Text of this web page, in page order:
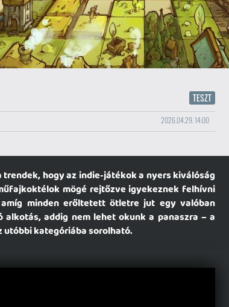
TESZT
2026.04.29. 14:00
hogy az indie-játékok a nyers kiválóság
mögé rejtőzve igyekeznek felhívni
minden erőltetett ötletre jut egy valóban
addig nem lehet okunk a panaszra – a
utóbbi kategóriába sorolható.